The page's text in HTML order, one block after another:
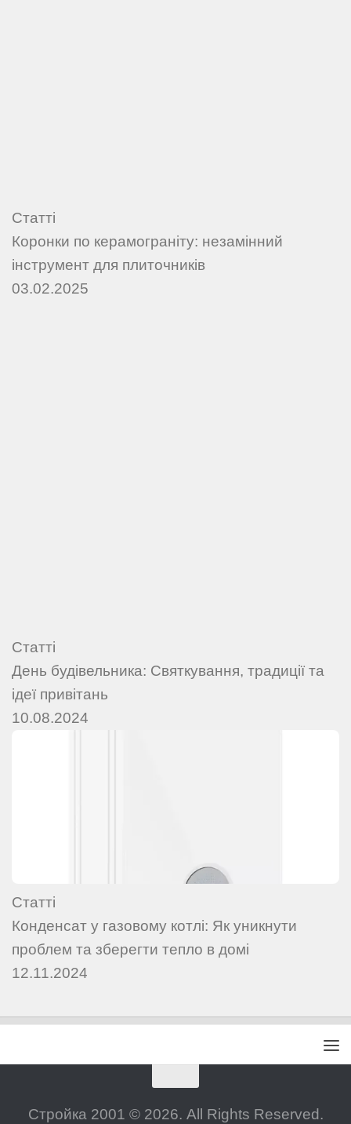
Статті
Коронки по керамограніту: незамінний
інструмент для плиточників
03.02.2025
Статті
День будівельника: Святкування, традиції та
ідеї привітань
10.08.2024
Статті
Конденсат у газовому котлі: Як уникнути
проблем та зберегти тепло в домі
12.11.2024
Стройка 2001 © 2026. All Rights Reserved.